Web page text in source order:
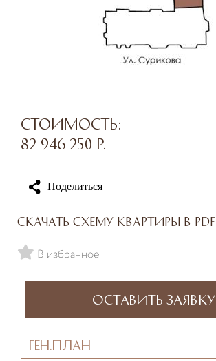
Стоимость:
82 946 250 р.
Поделиться
Скачать схему квартиры в PDF
В избранное
Оставить заявку
Ген.план